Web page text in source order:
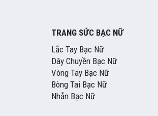
TRANG SỨC BẠC NỮ
Lắc Tay Bạc Nữ
Dây Chuyền Bạc Nữ
Vòng Tay Bạc Nữ
Bông Tai Bạc Nữ
Nhẫn Bạc Nữ